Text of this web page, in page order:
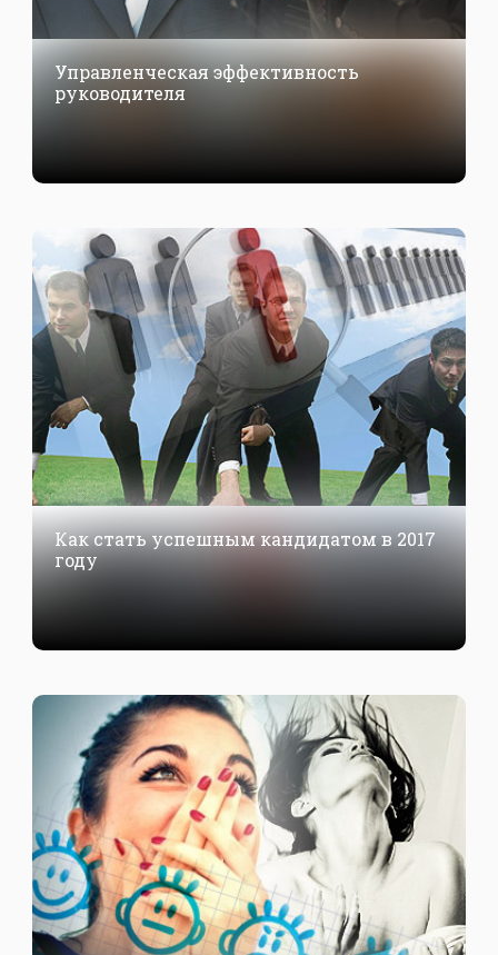
Управленческая эффективность
руководителя
Как стать успешным кандидатом в 2017
году